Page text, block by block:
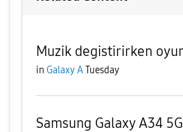
Muzik degistirirken
in Galaxy ATuesday
Samsung Galaxy A34